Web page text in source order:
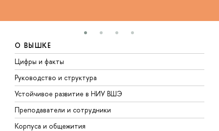
О ВЫШКЕ
Цифры и факты
Руководство и структура
Устойчивое развитие в НИУ ВШЭ
Преподаватели и сотрудники
Корпуса и общежития